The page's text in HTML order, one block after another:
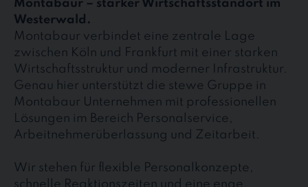
Montabaur – starker Wirtschaftsstandort im
Westerwald.
Montabaur verbindet eine zentrale Lage
zwischen Köln und Frankfurt mit einer starken
Wirtschaftsstruktur und moderner Infrastruktur.
Genau hier unterstützt die stewe Gruppe in
Montabaur Unternehmen mit professionellen
Lösungen im Bereich Personalservice,
Arbeitnehmerüberlassung und Zeitarbeit.
Wir stehen für flexible Personalkonzepte,
schnelle Reaktionszeiten und eine enge,